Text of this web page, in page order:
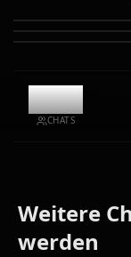
11.2k
CHATS
Weitere
werden